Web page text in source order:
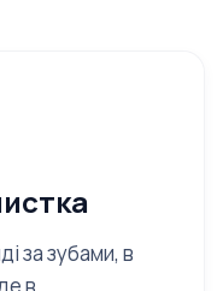
за зубами, в